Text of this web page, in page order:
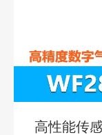
高性能传